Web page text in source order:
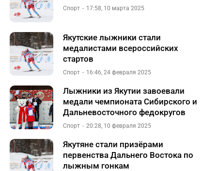
Спорт 17:58, 10 марта 2025
Якутские лыжники стали
медалистами всероссийских
стартов
Спорт 16:46, 24 февраля 2025
Лыжники из Якутии завоевали
медали чемпионата Сибирского и
Дальневосточного федокругов
Спорт 20:28, 10 февраля 2025
Якутяне стали призёрами
первенства Дальнего Востока по
лыжным гонкам